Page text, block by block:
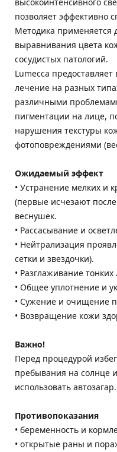
позволяет эффективно
Методика применяется
выравнивания цвета
сосудистых патологий.
Lumecca
лечение на разных
различными
пигментации на лице,
нарушения текстуры
фотоповреждениями
Ожидаемый эффект
• Устранение мелких и
(первые исчезают
веснушек.
• Рассасывание и
• Нейтрализация
сетки и звездочки).
• Разглаживание
• Общее уплотнение и
• Сужение и очищение
• Возвращение кожи
Важно!
Перед процедурой
пребывания на солнце
использовать автозагар.
Противопоказания
• беременность и
• открытые раны и